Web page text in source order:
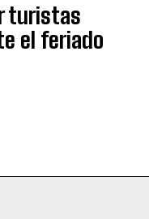
turistas
el feriado